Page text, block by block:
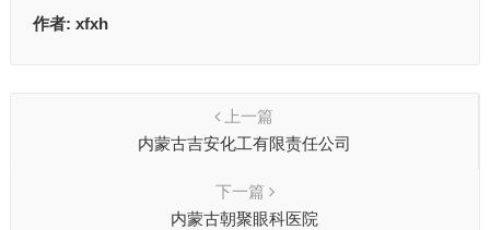
作者: xfxh
上一篇
内蒙古吉安化工有限责任公司
下一篇
内蒙古朝聚眼科医院